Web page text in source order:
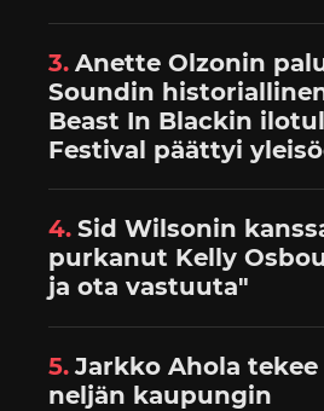
3. Anette Olzonin
Soundin
Beast In Blackin
Festival päättyi
4. Sid Wilsonin
purkanut Kelly
ja ota vastuuta"
5. Jarkko Ahola
neljän kaupungin